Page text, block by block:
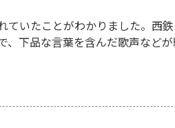
ていたことがわかりました。西
、下品な言葉を含んだ歌声など